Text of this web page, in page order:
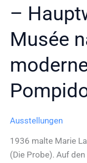
–
Musée
Ausstellungen
1936 malte Marie
(Die Probe). Auf